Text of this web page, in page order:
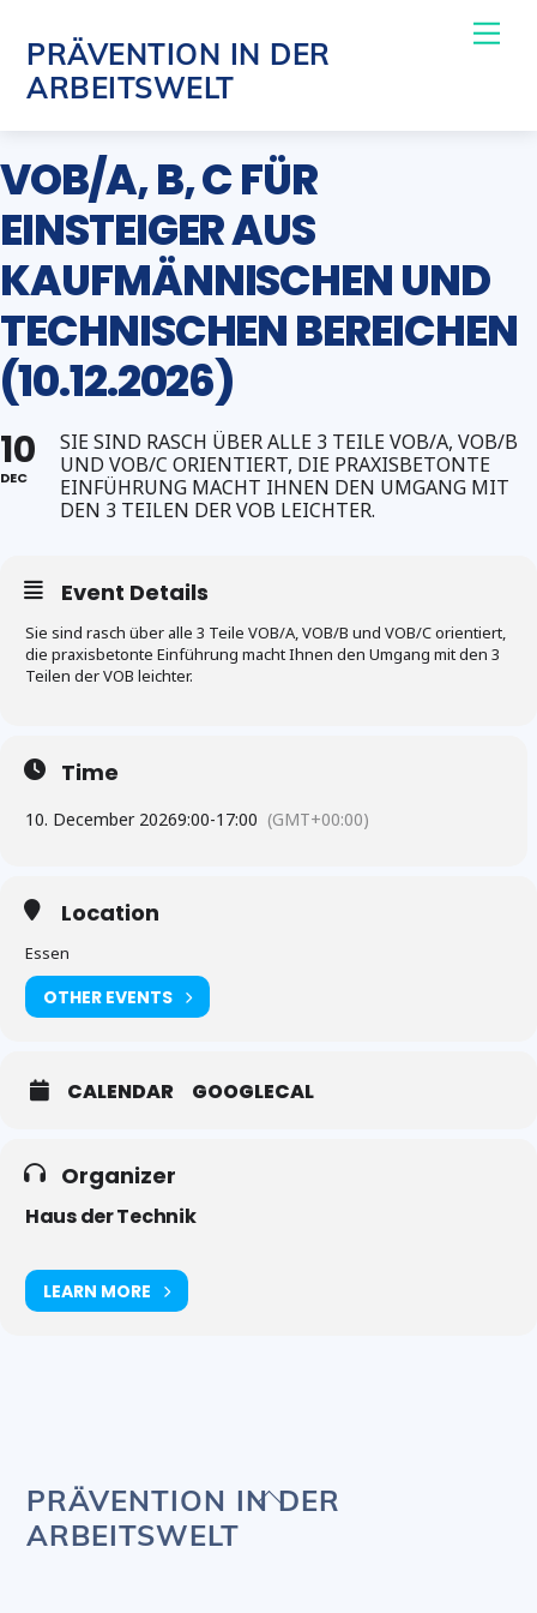
content
PRÄVENTION IN DER
ARBEITSWELT
VOB/A, B, C FÜR
EINSTEIGER AUS
KAUFMÄNNISCHEN UND
TECHNISCHEN BEREICHEN
(10.12.2026)
10
DEC
SIE SIND RASCH ÜBER ALLE 3 TEILE VOB/A, VOB/B
UND VOB/C ORIENTIERT, DIE PRAXISBETONTE
EINFÜHRUNG MACHT IHNEN DEN UMGANG MIT
DEN 3 TEILEN DER VOB LEICHTER.
Event Details
Sie sind rasch über alle 3 Teile VOB/A, VOB/B und VOB/C orientiert,
die praxisbetonte Einführung macht Ihnen den Umgang mit den 3
Teilen der VOB leichter.
Time
10. December 20269:00-17:00 (GMT+00:00)
Location
Essen
OTHER EVENTS
CALENDAR GOOGLECAL
Organizer
Haus der Technik
LEARN MORE
Back
PRÄVENTION IN DER
ARBEITSWELT